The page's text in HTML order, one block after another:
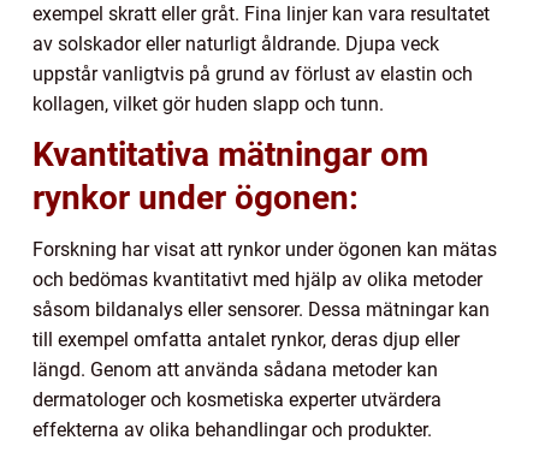
exempel skratt eller gråt. Fina linjer kan vara resultatet
av solskador eller naturligt åldrande. Djupa veck
uppstår vanligtvis på grund av förlust av elastin och
kollagen, vilket gör huden slapp och tunn.
Kvantitativa mätningar om
rynkor under ögonen:
Forskning har visat att rynkor under ögonen kan mätas
och bedömas kvantitativt med hjälp av olika metoder
såsom bildanalys eller sensorer. Dessa mätningar kan
till exempel omfatta antalet rynkor, deras djup eller
längd. Genom att använda sådana metoder kan
dermatologer och kosmetiska experter utvärdera
effekterna av olika behandlingar och produkter.